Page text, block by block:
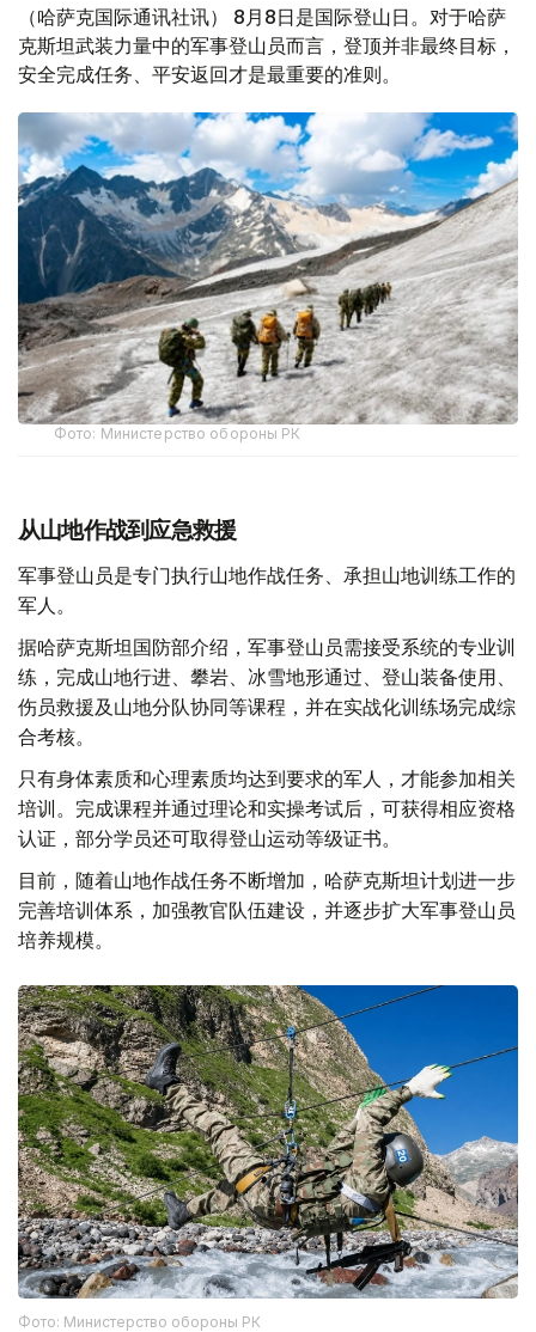
（哈萨克国际通讯社讯） 8月8日是国际登山日。对于哈萨
克斯坦武装力量中的军事登山员而言，登顶并非最终目标，
安全完成任务、平安返回才是最重要的准则。
Фото: Министерство обороны РК
从山地作战到应急救援
军事登山员是专门执行山地作战任务、承担山地训练工作的
军人。
据哈萨克斯坦国防部介绍，军事登山员需接受系统的专业训
练，完成山地行进、攀岩、冰雪地形通过、登山装备使用、
伤员救援及山地分队协同等课程，并在实战化训练场完成综
合考核。
只有身体素质和心理素质均达到要求的军人，才能参加相关
培训。完成课程并通过理论和实操考试后，可获得相应资格
认证，部分学员还可取得登山运动等级证书。
目前，随着山地作战任务不断增加，哈萨克斯坦计划进一步
完善培训体系，加强教官队伍建设，并逐步扩大军事登山员
培养规模。
Фото: Министерство обороны РК